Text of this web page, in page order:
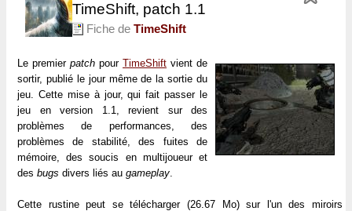
TimeShift, patch 1.1
Fiche de TimeShift
Le premier patch pour TimeShift vient de
sortir, publié le jour même de la sortie du
jeu. Cette mise à jour, qui fait passer le
jeu en version 1.1, revient sur des
problèmes de performances, des
problèmes de stabilité, des fuites de
mémoire, des soucis en multijoueur et
des bugs divers liés au gameplay.
Cette rustine peut se télécharger (26.67 Mo) sur l'un des miroirs